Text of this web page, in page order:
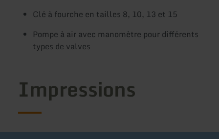
Clé à fourche en tailles 8, 10, 13 et 15
Pompe à air avec manomètre pour différents
types de valves
Impressions